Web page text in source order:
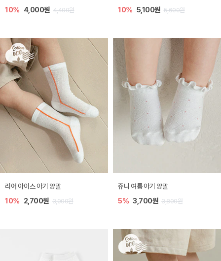
10% 4,000원 4,400원 10% 5,100원 5,600원
리어 아이스 아기 양말
10% 2,700원 3,000원
쥬니 여름 아기 양말
5% 3,700원 3,800원